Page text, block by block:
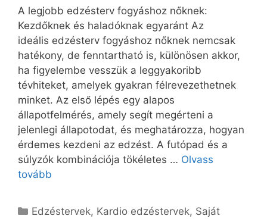
A legjobb edzésterv fogyáshoz nőknek:
Kezdőknek és haladóknak egyaránt Az
ideális edzésterv fogyáshoz nőknek nemcsak
hatékony, de fenntartható is, különösen akkor,
ha figyelembe vesszük a leggyakoribb
tévhiteket, amelyek gyakran félrevezethetnek
minket. Az első lépés egy alapos
állapotfelmérés, amely segít megérteni a
jelenlegi állapotodat, és meghatározza, hogyan
érdemes kezdeni az edzést. A futópad és a
súlyzók kombinációja tökéletes … Olvass
tovább
Kategória
Edzéstervek, Kardio edzéstervek, Saját